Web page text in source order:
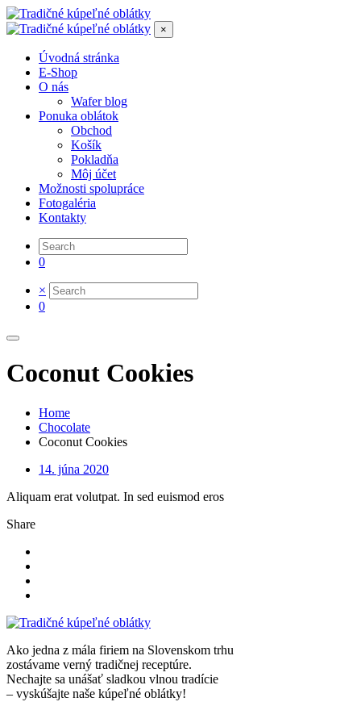
×
Úvodná stránka
E-Shop
O nás
Wafer blog
Ponuka oblátok
Obchod
Košík
Pokladňa
Môj účet
Možnosti spolupráce
Fotogaléria
Kontakty
0
×
0
Coconut Cookies
Home
Chocolate
Coconut Cookies
14. júna 2020
Aliquam erat volutpat. In sed euismod eros
Share
Ako jedna z mála firiem na Slovenskom trhu
zostávame verný tradičnej receptúre.
Nechajte sa unášať sladkou vlnou tradície
– vyskúšajte naše kúpeľné oblátky!